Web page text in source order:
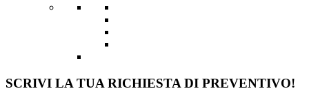
SCRIVI LA TUA RICHIESTA DI PREVENTIVO!